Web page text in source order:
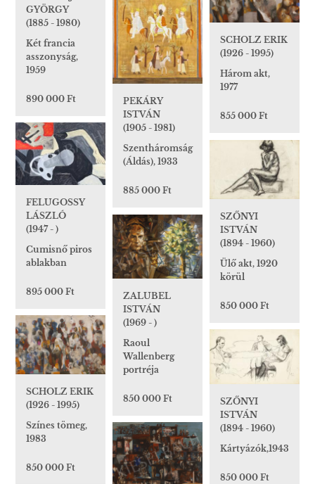
PEKÁRY
ISTVÁN
(1905 - 1981)
Szentháromság
(Áldás), 1933
885 000 Ft
GYÖRGY
(1885 - 1980)
Két francia
asszonyság,
1959
890 000 Ft
SCHOLZ ERIK
(1926 - 1995)
Három akt,
1977
855 000 Ft
FELUGOSSY
LÁSZLÓ
(1947 - )
Cumisnő piros
ablakban
895 000 Ft
SZŐNYI
ISTVÁN
(1894 - 1960)
Ülő akt, 1920
körül
850 000 Ft
ZALUBEL
ISTVÁN
(1969 - )
Raoul
Wallenberg
portréja
850 000 Ft
SCHOLZ ERIK
(1926 - 1995)
Színes tömeg,
1983
850 000 Ft
SZŐNYI
ISTVÁN
(1894 - 1960)
Kártyázók,1943
850 000 Ft